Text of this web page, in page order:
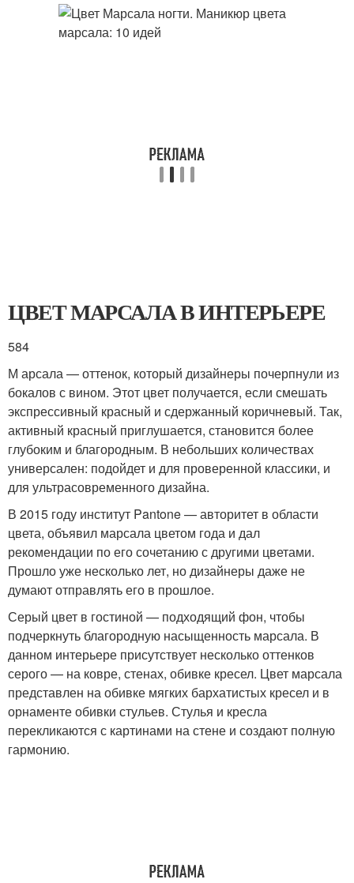
ЦВЕТ МАРСАЛА В ИНТЕРЬЕРЕ
584
М арсала — оттенок, который дизайнеры почерпнули из
бокалов с вином. Этот цвет получается, если смешать
экспрессивный красный и сдержанный коричневый. Так,
активный красный приглушается, становится более
глубоким и благородным. В небольших количествах
универсален: подойдет и для проверенной классики, и
для ультрасовременного дизайна.
В 2015 году институт Pantone — авторитет в области
цвета, объявил марсала цветом года и дал
рекомендации по его сочетанию с другими цветами.
Прошло уже несколько лет, но дизайнеры даже не
думают отправлять его в прошлое.
Серый цвет в гостиной — подходящий фон, чтобы
подчеркнуть благородную насыщенность марсала. В
данном интерьере присутствует несколько оттенков
серого — на ковре, стенах, обивке кресел. Цвет марсала
представлен на обивке мягких бархатистых кресел и в
орнаменте обивки стульев. Стулья и кресла
перекликаются с картинами на стене и создают полную
гармонию.